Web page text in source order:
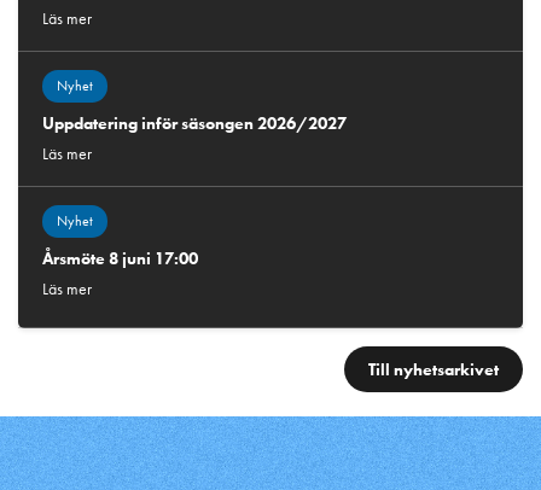
Läs mer
Nyhet
Uppdatering inför säsongen 2026/2027
Läs mer
Nyhet
Årsmöte 8 juni 17:00
Läs mer
Till nyhetsarkivet